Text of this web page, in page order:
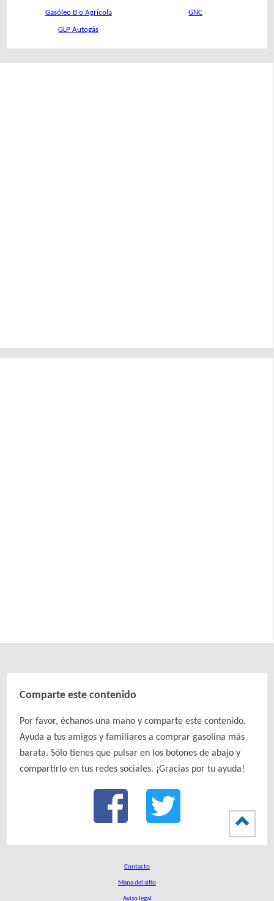
Gasóleo B o Agrícola GNC
GLP Autogás
Comparte este contenido
Por favor, échanos una mano y comparte este contenido.
Ayuda a tus amigos y familiares a comprar gasolina más
barata. Sólo tienes que pulsar en los botones de abajo y
compartirlo en tus redes sociales. ¡Gracias por tu ayuda!
Contacto
Mapa del sitio
Aviso legal